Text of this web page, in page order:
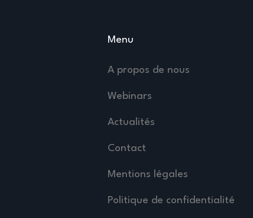
Menu
A propos de nous
Webinars
Actualités
Contact
Mentions légales
Politique de confidentialité